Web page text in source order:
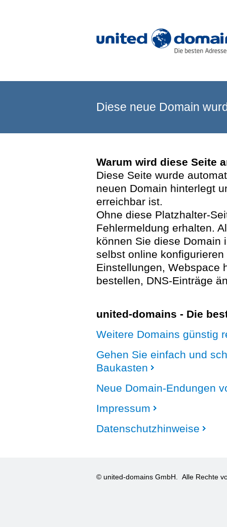
Diese neue Domain
Warum wird diese Seite
Diese Seite wurde
neuen Domain hinterlegt
erreichbar ist.
Ohne diese Platzhalter-
Fehlermeldung erhalten.
können Sie diese Domain
selbst online
Einstellungen, Webspace
bestellen, DNS-Einträge
united-domains - Die
Weitere Domains günstig
Gehen Sie einfach und
Baukasten
Neue Domain-Endungen
Impressum
Datenschutzhinweise
© united-domains GmbH. Alle Rechte